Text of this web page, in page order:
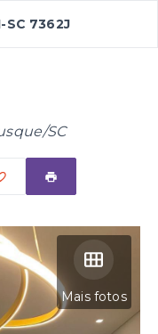
SC 7362J
SC
Mais fotos